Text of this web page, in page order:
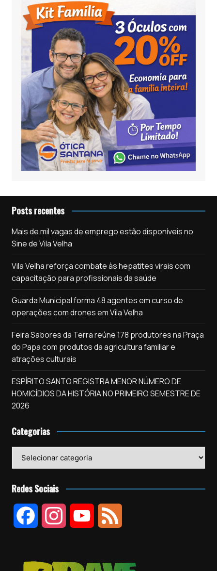
Posts recentes
Mais de mil vagas de emprego estão disponíveis no
Sine de Vila Velha
Vila Velha reforça combate às hepatites virais com
capacitação para profissionais da saúde
Guarda Municipal forma 48 agentes em curso de
operações com drones em Vila Velha
Feira Sabores da Terra reúne 178 produtores na Praça
do Papa com produtos da agricultura familiar e
atrações culturais
ESPÍRITO SANTO REGISTRA MENOR NÚMERO DE
HOMICÍDIOS DA HISTÓRIA NO PRIMEIRO SEMESTRE DE
2026
Categorias
Redes Sociais
c s u e